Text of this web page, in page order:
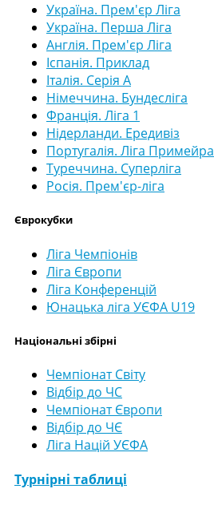
Україна. Прем'єр Ліга
Україна. Перша Ліга
Англія. Прем'єр Ліга
Іспанія. Приклад
Італія. Серія А
Німеччина. Бундесліга
Франція. Ліга 1
Нідерланди. Ередивіз
Португалія. Ліга Примейра
Туреччина. Суперліга
Росія. Прем'єр-ліга
Єврокубки
Ліга Чемпіонів
Ліга Європи
Ліга Конференцій
Юнацька ліга УЄФА U19
Національні збірні
Чемпіонат Світу
Відбір до ЧС
Чемпіонат Європи
Відбір до ЧЄ
Ліга Націй УЄФА
Турнірні таблиці